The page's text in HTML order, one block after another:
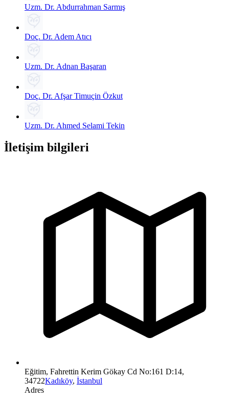
Uzm. Dr. Abdurrahman Sarmış
Doç. Dr. Adem Atıcı
Uzm. Dr. Adnan Başaran
Doç. Dr. Afşar Timuçin Özkut
Uzm. Dr. Ahmed Selami Tekin
İletişim bilgileri
Eğitim, Fahrettin Kerim Gökay Cd No:161 D:14,
34722Kadıköy, İstanbul
Adres